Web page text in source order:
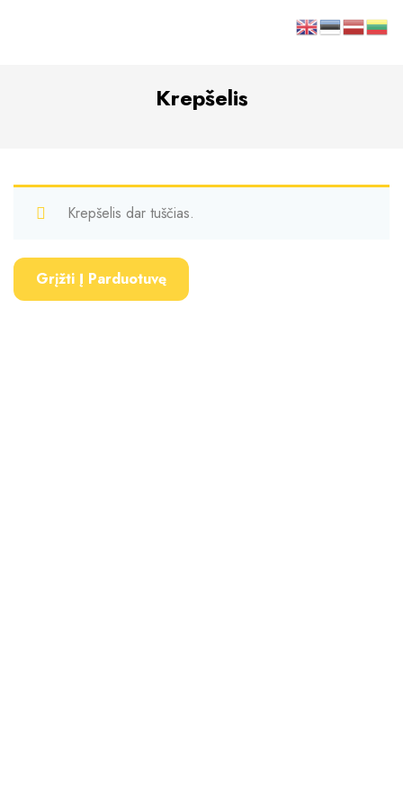
Krepšelis
Krepšelis dar tuščias.
Grįžti Į Parduotuvę